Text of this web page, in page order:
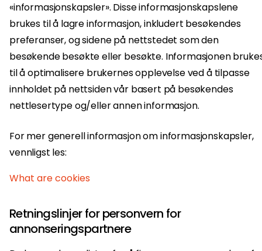
«informasjonskapsler». Disse informasjonskapslene
brukes til å lagre informasjon, inkludert besøkendes
preferanser, og sidene på nettstedet som den
besøkende besøkte eller besøkte. Informasjonen
til å optimalisere brukernes opplevelse ved å tilpasse
innholdet på nettsiden vår basert på besøkendes
nettlesertype og/eller annen informasjon.
For mer generell informasjon om informasjonskapsler,
vennligst les:
What are cookies
Retningslinjer for personvern for
annonseringspartnere